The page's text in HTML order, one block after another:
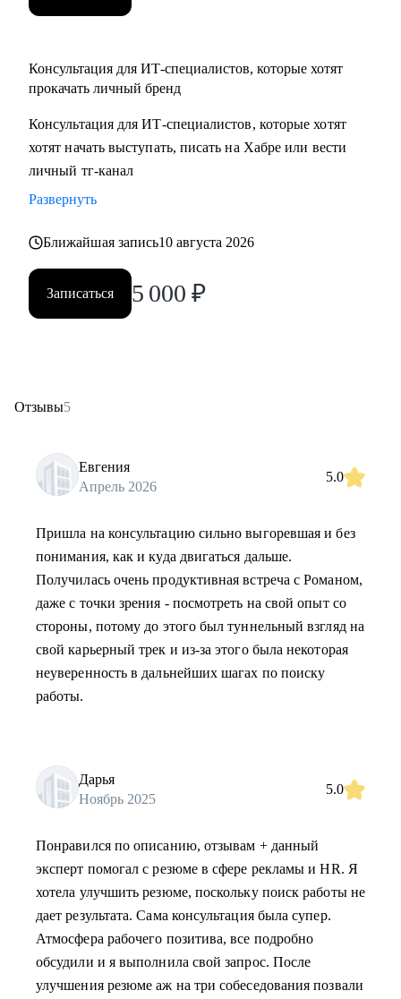
Консультация для ИТ-специалистов, которые хотят
прокачать личный бренд
Консультация для ИТ-специалистов, которые хотят
хотят начать выступать, писать на Хабре или вести
личный тг-канал
Развернуть
Ближайшая запись10 августа 2026
Записаться 5 000 ₽
Отзывы5
Евгения
Апрель 2026
5.0
Пришла на консультацию сильно выгоревшая и без
понимания, как и куда двигаться дальше.
Получилась очень продуктивная встреча с Романом,
даже с точки зрения - посмотреть на свой опыт со
стороны, потому до этого был туннельный взгляд на
свой карьерный трек и из-за этого была некоторая
неуверенность в дальнейших шагах по поиску
работы.
Дарья
Ноябрь 2025
5.0
Понравился по описанию, отзывам + данный
эксперт помогал с резюме в сфере рекламы и HR. Я
хотела улучшить резюме, поскольку поиск работы не
дает результата. Сама консультация была супер.
Атмосфера рабочего позитива, все подробно
обсудили и я выполнила свой запрос. После
улучшения резюме аж на три собеседования позвали